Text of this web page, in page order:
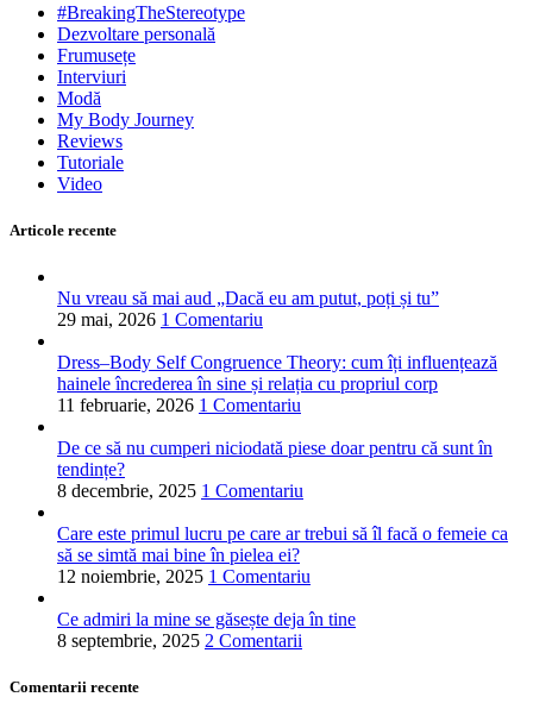
#BreakingTheStereotype
Dezvoltare personală
Frumusețe
Interviuri
Modă
My Body Journey
Reviews
Tutoriale
Video
Articole recente
Nu vreau să mai aud „Dacă eu am putut, poți și tu”
29 mai, 2026 1 Comentariu
Dress–Body Self Congruence Theory: cum îți influențează
hainele încrederea în sine și relația cu propriul corp
11 februarie, 2026 1 Comentariu
De ce să nu cumperi niciodată piese doar pentru că sunt în
tendințe?
8 decembrie, 2025 1 Comentariu
Care este primul lucru pe care ar trebui să îl facă o femeie ca
să se simtă mai bine în pielea ei?
12 noiembrie, 2025 1 Comentariu
Ce admiri la mine se găsește deja în tine
8 septembrie, 2025 2 Comentarii
Comentarii recente